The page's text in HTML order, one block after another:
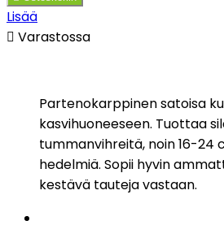
Lisää
 Varastossa
Partenokarppinen satoisa
kasvihuoneeseen. Tuottaa
tummanvihreitä, noin 16-24
hedelmiä. Sopii hyvin
kestävä tauteja vastaan.